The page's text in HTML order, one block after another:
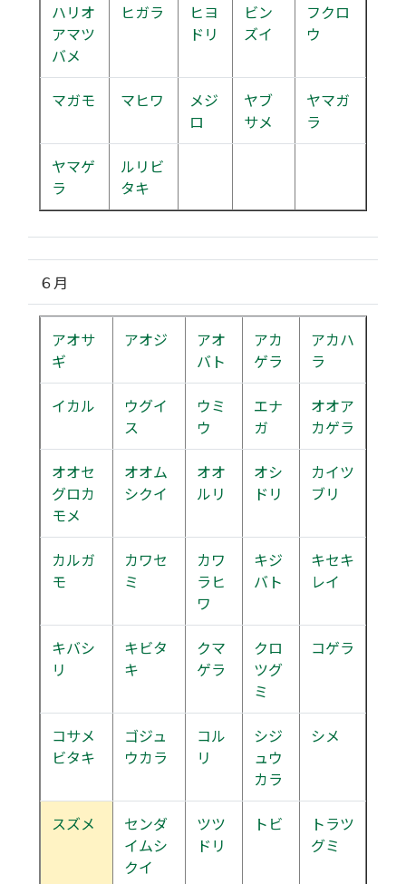
ハリオ
アマツ
バメ
ヒガラ
ヒヨ
ドリ
ビン
ズイ
フクロ
ウ
マガモ マヒワ
メジ
ロ
ヤブ
サメ
ヤマガ
ラ
ヤマゲ
ラ
ルリビ
タキ
６月
アオサ
ギ
アオジ
アオ
バト
アカ
ゲラ
アカハ
ラ
イカル
ウグイ
ス
ウミ
ウ
エナ
ガ
オオア
カゲラ
オオセ
グロカ
モメ
オオム
シクイ
オオ
ルリ
オシ
ドリ
カイツ
ブリ
カルガ
モ
カワセ
ミ
カワ
ラヒ
ワ
キジ
バト
キセキ
レイ
キバシ
リ
キビタ
キ
クマ
ゲラ
クロ
ツグ
ミ
コゲラ
コサメ
ビタキ
ゴジュ
ウカラ
コル
リ
シジ
ュウ
カラ
シメ
スズメ
センダ
イムシ
クイ
ツツ
ドリ
トビ
トラツ
グミ